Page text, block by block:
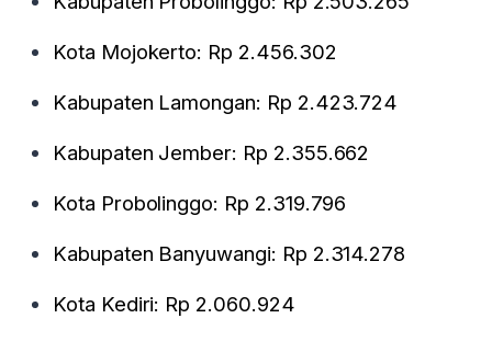
Kota Mojokerto: Rp 2.456.302
Kabupaten Lamongan: Rp 2.423.724
Kabupaten Jember: Rp 2.355.662
Kota Probolinggo: Rp 2.319.796
Kabupaten Banyuwangi: Rp 2.314.278
Kota Kediri: Rp 2.060.924